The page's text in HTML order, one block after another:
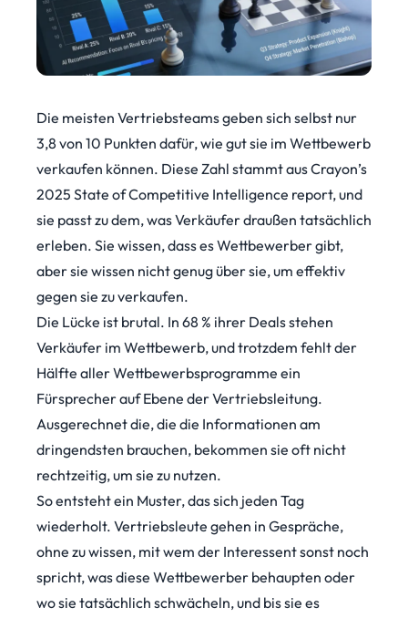
Die meisten Vertriebsteams geben sich selbst nur
3,8 von 10 Punkten dafür, wie gut sie im Wettbewerb
verkaufen können. Diese Zahl stammt ausCrayon’s
2025 State of Competitive Intelligence report, und
sie passt zu dem, was Verkäufer draußen tatsächlich
erleben. Sie wissen, dass es Wettbewerber gibt,
aber sie wissen nicht genug über sie, um effektiv
gegen sie zu verkaufen.
Die Lücke ist brutal. In 68 % ihrer Deals stehen
Verkäufer im Wettbewerb, und trotzdem fehlt der
Hälfte aller Wettbewerbsprogramme ein
Fürsprecher auf Ebene der Vertriebsleitung.
Ausgerechnet die, die die Informationen am
dringendsten brauchen, bekommen sie oft nicht
rechtzeitig, um sie zu nutzen.
So entsteht ein Muster, das sich jeden Tag
wiederholt. Vertriebsleute gehen in Gespräche,
ohne zu wissen, mit wem der Interessent sonst noch
spricht, was diese Wettbewerber behaupten oder
wo sie tatsächlich schwächeln, und bis sie es